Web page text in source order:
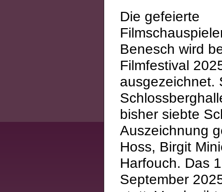
Die gefeierte
Benesch wird
Filmfestival
ausgezeichnet.
bisher siebte
Auszeichnung
Hoss, Birgit
Harfouch. Das
September